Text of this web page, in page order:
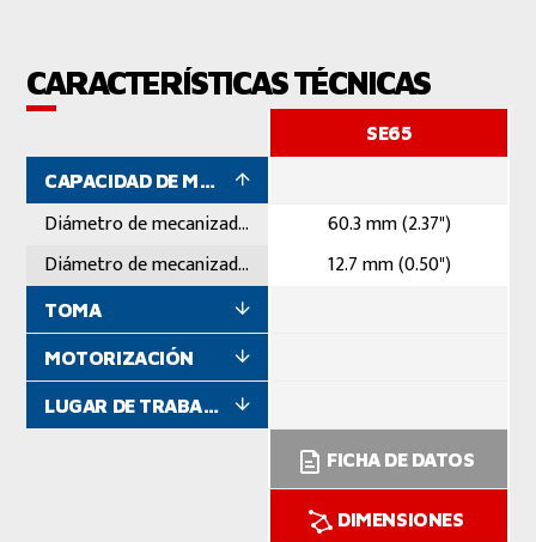
CARACTERÍSTICAS TÉCNICAS
CAPACIDAD DE MECANIZADO
Diámetro de mecanizado máximo
Diámetro de mecanizado mínimo
TOMA
MOTORIZACIÓN
LUGAR DE TRABAJO
SE65
60.3 mm (2.37")
12.7 mm (0.50")
FICHA DE DATOS
DIMENSIONES